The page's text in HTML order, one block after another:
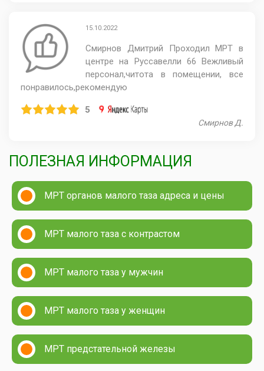
15.10.2022
Смирнов Дмитрий Проходил МРТ в
центре на Руссавелли 66 Вежливый
персонал,читота в помещении, все
понравилось,рекомендую
5
Смирнов Д.
ПОЛЕЗНАЯ ИНФОРМАЦИЯ
МРТ органов малого таза адреса и цены
МРТ малого таза с контрастом
МРТ малого таза у мужчин
МРТ малого таза у женщин
МРТ предстательной железы